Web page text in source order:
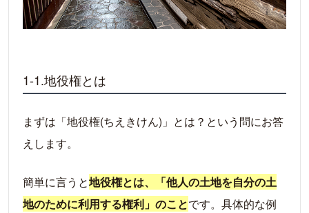
3-1.地役権の時効取得
3-2.地役権の消失時効
4-1.地役権が設定された土地の固定資産税
5.まとめ
5-1.地役権とは
5-2.地役権の登記
5-3地役権と時効
1-1.地役権とは
まずは「地役権(ちえきけん)」とは？という問にお答
えします。
簡単に言うと地役権とは、「他人の土地を自分の土
地のために利用する権利」のことです。具体的な例